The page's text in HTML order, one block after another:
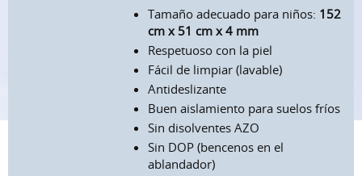
Tamaño adecuado para niños: 152
cm x 51 cm x 4 mm
Respetuoso con la piel
Fácil de limpiar (lavable)
Antideslizante
Buen aislamiento para suelos fríos
Sin disolventes AZO
Sin DOP (bencenos en el
ablandador)